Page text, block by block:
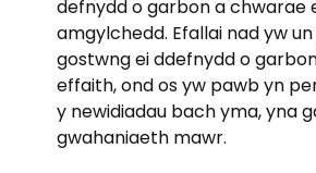
defnydd o garbon a chwarae
amgylchedd. Efallai nad yw
gostwng ei ddefnydd o
effaith, ond os yw pawb yn
y newidiadau bach yma, yna
gwahaniaeth mawr.